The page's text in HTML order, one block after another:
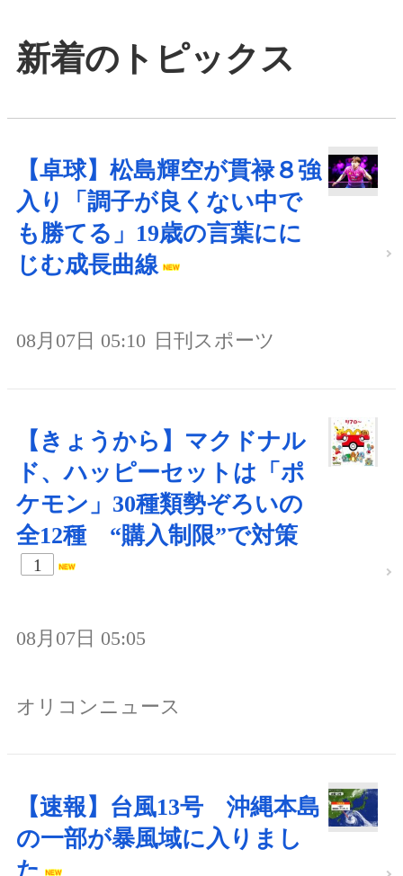
新着のトピックス
【卓球】松島輝空が貫禄８強
入り「調子が良くない中で
も勝てる」19歳の言葉にに
じむ成長曲線
08月07日 05:10 日刊スポーツ
【きょうから】マクドナル
ド、ハッピーセットは「ポ
ケモン」30種類勢ぞろいの
全12種 “購入制限”で対策
1
08月07日 05:05
オリコンニュース
【速報】台風13号 沖縄本島
の一部が暴風域に入りまし
た